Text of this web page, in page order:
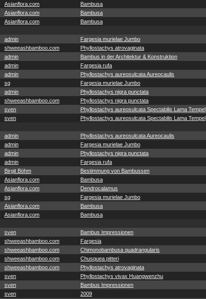
Asianflora.com Bambusa
Asianflora.com Bambusa
Asianflora.com Bambusa
admin Fargesia murielae Jumbo
shweeashbamboo.com Phyllostachys atrovaginata
admin Bambus in der Architektur & Konstruktion
admin Fargesia rufa
admin Phyllostachys aureosulcata Aureocaulis
sg Fargesia murielae Jumbo
admin Phyllostachys nigra punctata
shweeashbamboo.com Phyllostachys nigra punctata
sven Phyllostachys aureosulcata Spectabilis Lama Tempel
sven Phyllostachys aureosulcata Spectabilis Lama Tempel
admin Phyllostachys aureosulcata Aureocaulis
admin Fargesia murielae Jumbo
admin Phyllostachys nigra punctata
admin Fargesia rufa
Birgit Böhm Bestimmung von Bambussen
Asianflora.com Bambusa
Asianflora.com Dendrocalamus
sg Fargesia murielae Jumbo
Asianflora.com Bambusa
Asianflora.com Bambusa
sven Bambus Impressionen
shweeashbamboo.com Fargesia
shweeashbamboo.com Chimonobambusa quadrangularis
shweeashbamboo.com Chusquea pitteri
shweeashbamboo.com Phyllostachys atrovaginata
sven Phyllostachys vivax Huangwenzhu
sven Bambus Impressionen
sven 2009